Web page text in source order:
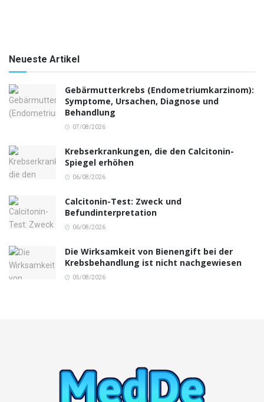
Neueste Artikel
Gebärmutterkrebs (Endometriumkarzinom):
Symptome, Ursachen, Diagnose und
Behandlung
07/08/2026
Krebserkrankungen, die den Calcitonin-
Spiegel erhöhen
06/08/2026
Calcitonin-Test: Zweck und
Befundinterpretation
06/08/2026
Die Wirksamkeit von Bienengift bei der
Krebsbehandlung ist nicht nachgewiesen
05/08/2026